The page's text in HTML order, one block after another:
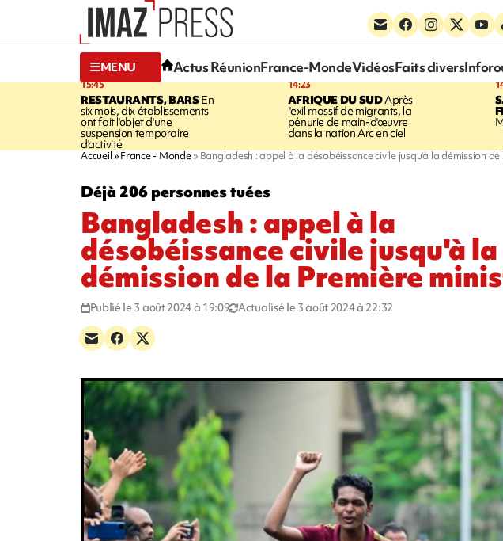
MENU Actus RéunionFrance-MondeVidéosFaits divers
15:45
RESTAURANTS, BARSEn
six mois, dix établissements
ont fait l'objet d'une
suspension temporaire
d'activité
14:23
AFRIQUE DU SUDAprès
l'exil massif de migrants, la
pénurie de main-d'œuvre
dans la nation Arc en ciel
Accueil France - Monde Bangladesh : appel à la désobéissance civile jusqu'à la démission
Déjà 206 personnes tuées
Bangladesh : appel à la
désobéissance civile jusqu'à la
démission de la Première
Publié le 3 août 2024 à 19:09 Actualisé le 3 août 2024 à 22:32